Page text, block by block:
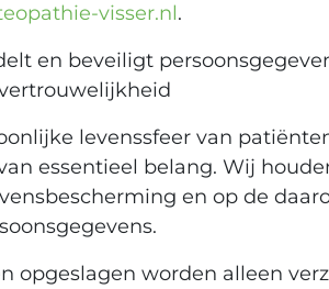
visser.nl.
en beveiligt
levenssfeer van
essentieel belang. Wij
en op de
opgeslagen worden alleen